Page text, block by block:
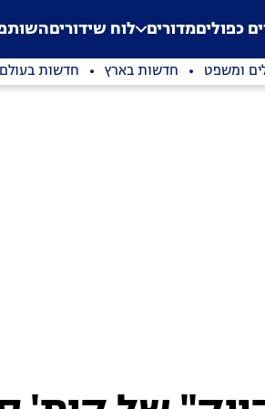
Application error: a
. כפוליםמדורים לוח שידורים
ומשפט חדשות בארץ חדשות בעולם